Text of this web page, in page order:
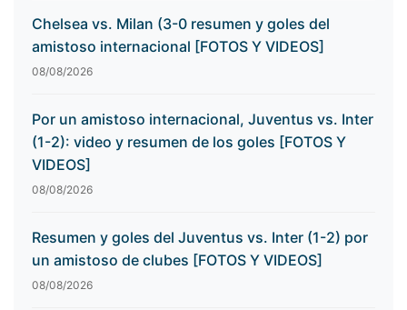
Chelsea vs. Milan (3-0 resumen y goles del
amistoso internacional [FOTOS Y VIDEOS]
08/08/2026
Por un amistoso internacional, Juventus vs. Inter
(1-2): video y resumen de los goles [FOTOS Y
VIDEOS]
08/08/2026
Resumen y goles del Juventus vs. Inter (1-2) por
un amistoso de clubes [FOTOS Y VIDEOS]
08/08/2026